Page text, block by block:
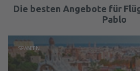
Die besten Angebote für
Pablo
SPANIEN